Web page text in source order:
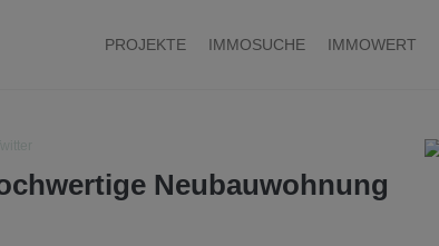
PROJEKTE IMMOSUCHE IMMOWERT
Neubauwohnung